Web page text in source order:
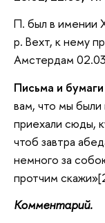
П. был в имении
р. Вехт, к нему
Амстердам
Письма и
вам, что мы
приехали сюды,
чтоб завтра
немного за
протчим
Комментарий.